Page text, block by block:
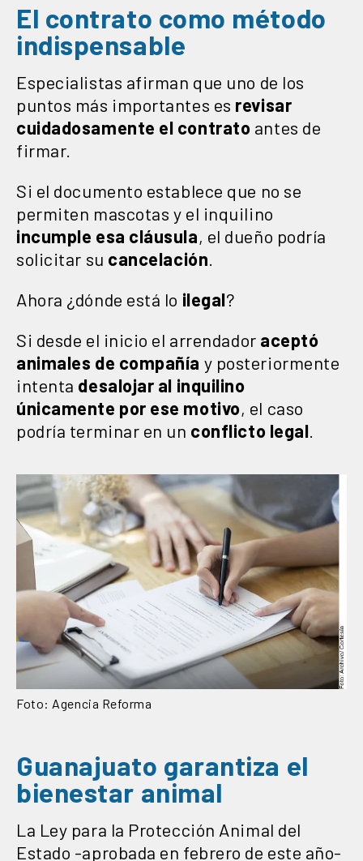
El contrato como método
indispensable
Especialistas afirman que uno de los
puntos más importantes es revisar
cuidadosamente el contrato antes de
firmar.
Si el documento establece que no se
permiten mascotas y el inquilino
incumple esa cláusula, el dueño podría
solicitar su cancelación
Ahora ¿dónde está lo ilegal?
Si desde el inicio el arrendador aceptó
animales de compañía y posteriormente
intenta desalojar al inquilino
únicamente por ese motivo, el caso
podría terminar en un conflicto legal
Foto: Agencia Reforma
Guanajuato garantiza el
bienestar animal
La Ley para la Protección Animal del
Estado -aprobada en febrero de este año-